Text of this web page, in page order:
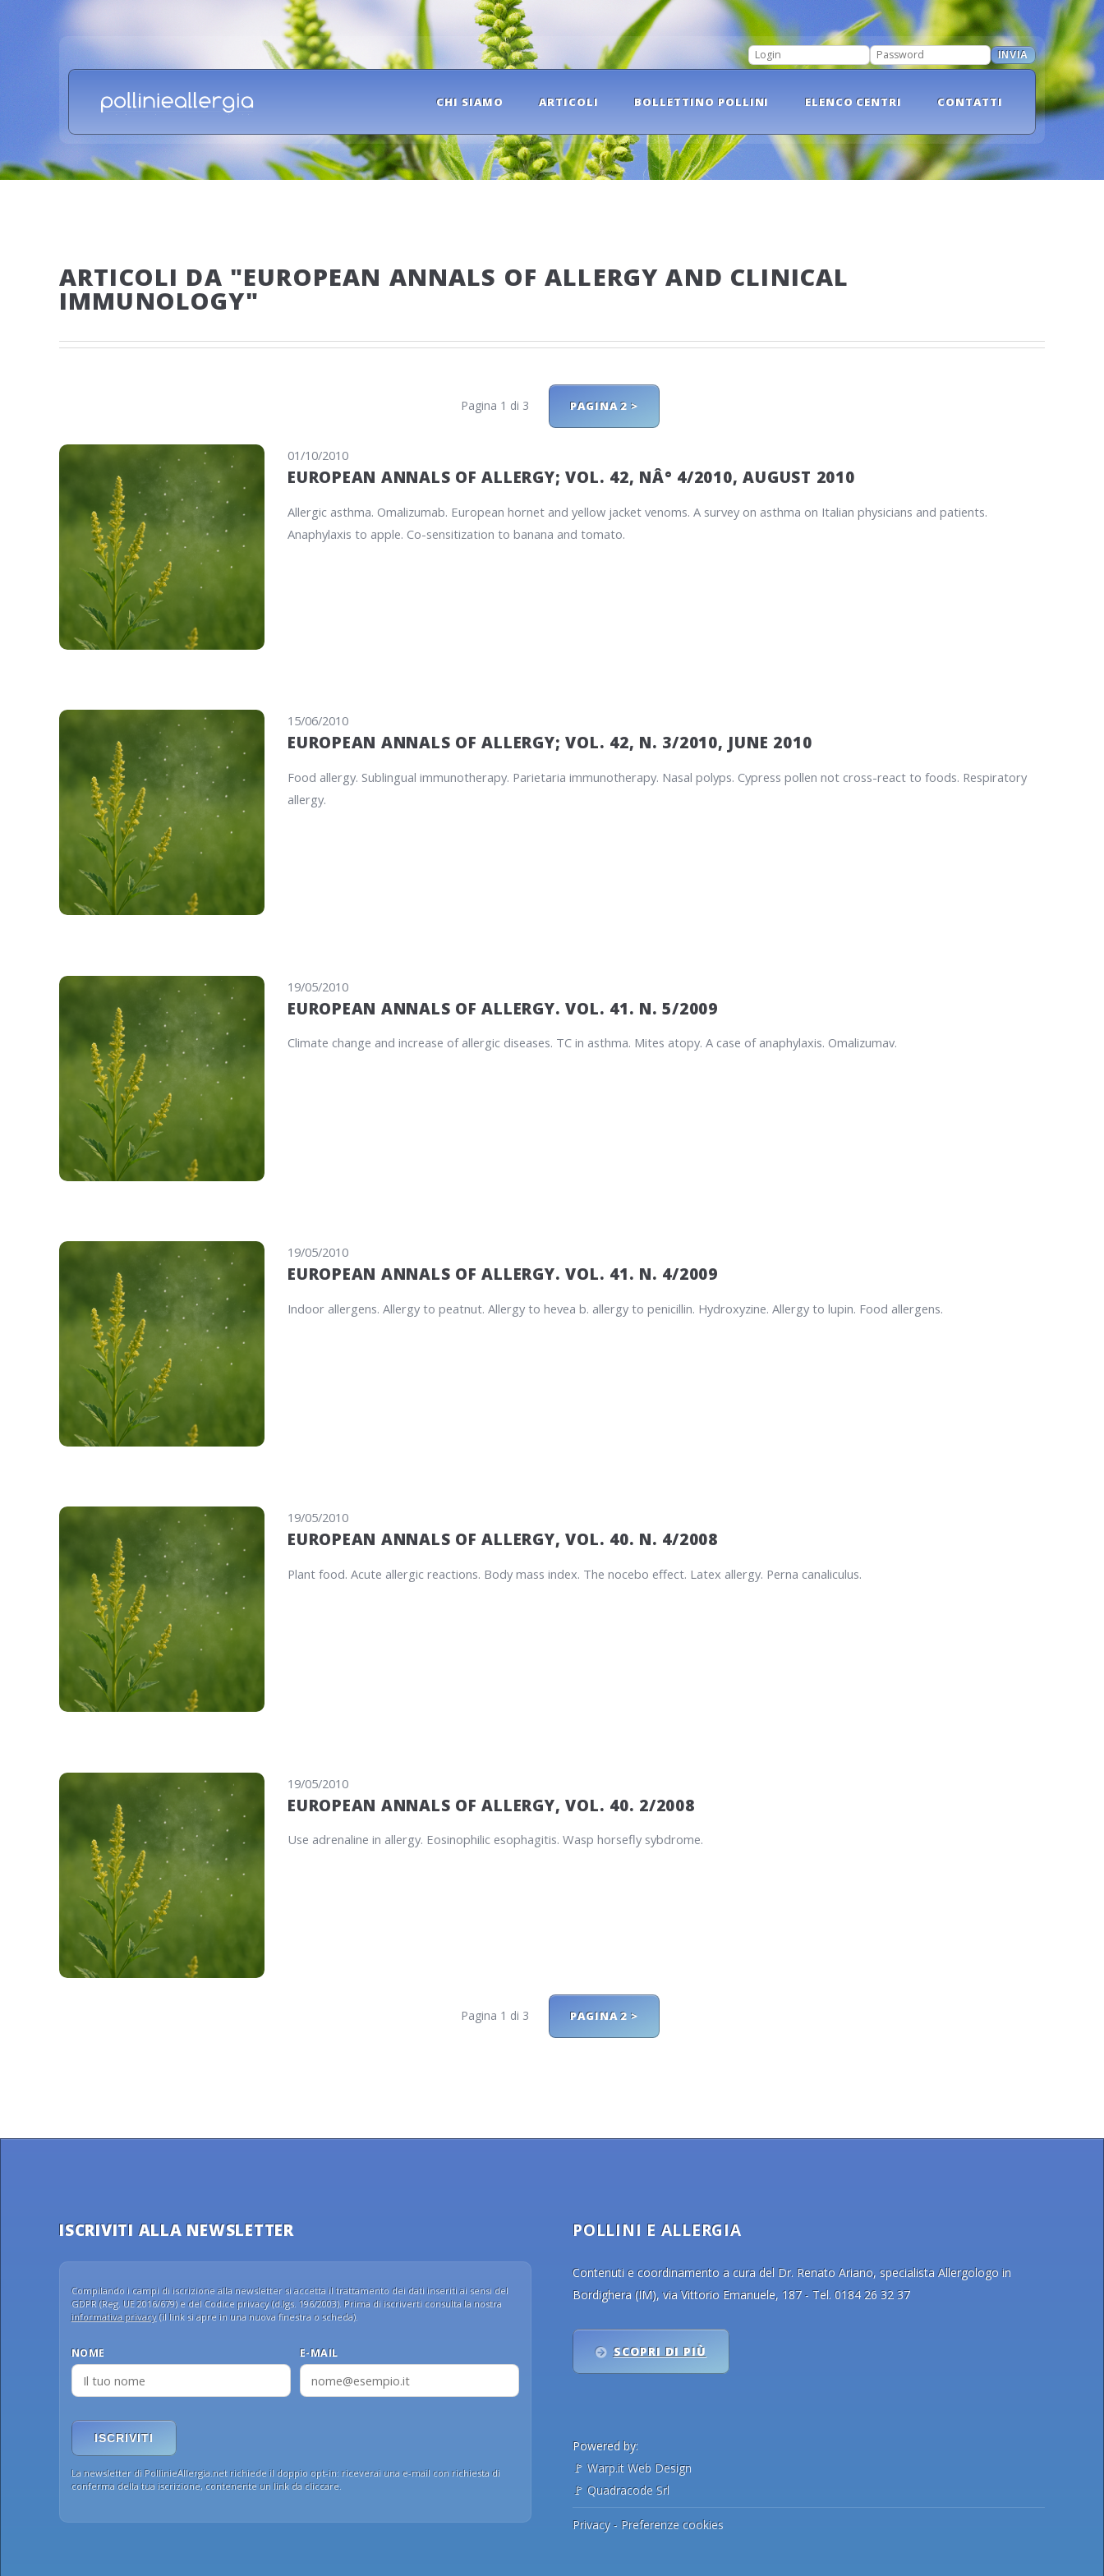
LOGIN
PASSWORD
INVIA
CHI SIAMO ARTICOLI BOLLETTINO POLLINI ELENCO CENTRI CONTATTI
ARTICOLI DA "EUROPEAN ANNALS OF ALLERGY AND CLINICAL
IMMUNOLOGY"
Pagina 1 di 3 PAGINA 2 >
01/10/2010
EUROPEAN ANNALS OF ALLERGY; VOL. 42, NÂ° 4/2010, AUGUST 2010
Allergic asthma. Omalizumab. European hornet and yellow jacket venoms. A survey on asthma on Italian physicians and patients.
Anaphylaxis to apple. Co-sensitization to banana and tomato.
15/06/2010
EUROPEAN ANNALS OF ALLERGY; VOL. 42, N. 3/2010, JUNE 2010
Food allergy. Sublingual immunotherapy. Parietaria immunotherapy. Nasal polyps. Cypress pollen not cross-react to foods. Respiratory
allergy.
19/05/2010
EUROPEAN ANNALS OF ALLERGY. VOL. 41. N. 5/2009
Climate change and increase of allergic diseases. TC in asthma. Mites atopy. A case of anaphylaxis. Omalizumav.
19/05/2010
EUROPEAN ANNALS OF ALLERGY. VOL. 41. N. 4/2009
Indoor allergens. Allergy to peatnut. Allergy to hevea b. allergy to penicillin. Hydroxyzine. Allergy to lupin. Food allergens.
19/05/2010
EUROPEAN ANNALS OF ALLERGY, VOL. 40. N. 4/2008
Plant food. Acute allergic reactions. Body mass index. The nocebo effect. Latex allergy. Perna canaliculus.
19/05/2010
EUROPEAN ANNALS OF ALLERGY, VOL. 40. 2/2008
Use adrenaline in allergy. Eosinophilic esophagitis. Wasp horsefly sybdrome.
Pagina 1 di 3 PAGINA 2 >
ISCRIVITI ALLA NEWSLETTER
Compilando i campi di iscrizione alla newsletter si accetta il trattamento dei dati inseriti ai sensi del
GDPR (Reg. UE 2016/679) e del Codice privacy (d.lgs. 196/2003). Prima di iscriverti consulta la nostra
informativa privacy(il link si apre in una nuova finestra o scheda).
NOME E-MAIL
ISCRIVITI
La newsletter di PollinieAllergia.net richiede il doppio opt-in: riceverai una e-mail con richiesta di
conferma della tua iscrizione, contenente un link da cliccare.
POLLINI E ALLERGIA
Contenuti e coordinamento a cura del Dr. Renato Ariano, specialista Allergologo in
Bordighera (IM), via Vittorio Emanuele, 187 - Tel. 0184 26 32 37
SCOPRI DI PIÙ
Powered by:
🚩Warp.it Web Design
🚩 Quadracode Srl
Privacy - Preferenze cookies